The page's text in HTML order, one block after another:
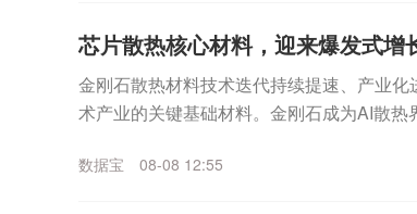
芯片散热核心材料，迎来爆发式
金刚石散热材料技术迭代持续提速、产业
术产业的关键基础材料。金刚石成为AI散热
数据宝 08-08 12:55